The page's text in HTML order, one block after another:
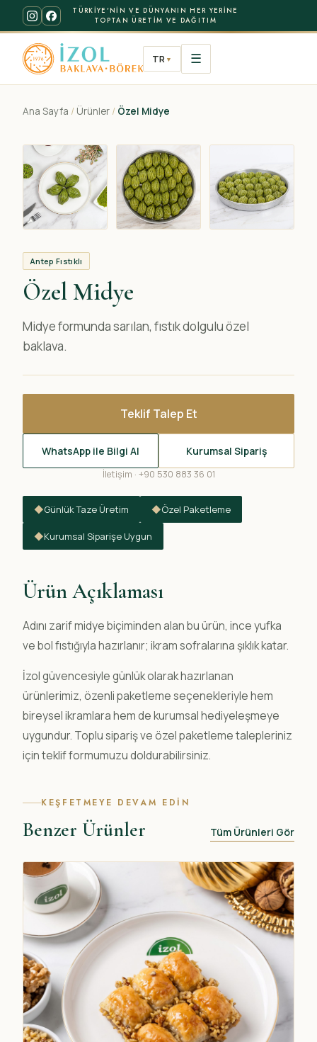
TÜRKIYE'NIN VE DÜNYANIN HER YERINE
TOPTAN ÜRETIM VE DAĞITIM
TR ▼ ☰
Ana Sayfa / Ürünler / Özel Midye
Antep Fıstıklı
Özel Midye
Midye formunda sarılan, fıstık dolgulu özel
baklava.
Teklif Talep Et
WhatsApp ile Bilgi Al Kurumsal Sipariş
İletişim · +90 530 883 36 01
◆Günlük Taze Üretim ◆Özel Paketleme
◆Kurumsal Siparişe Uygun
Ürün Açıklaması
Adını zarif midye biçiminden alan bu ürün, ince yufka
ve bol fıstığıyla hazırlanır; ikram sofralarına şıklık katar.
İzol güvencesiyle günlük olarak hazırlanan
ürünlerimiz, özenli paketleme seçenekleriyle hem
bireysel ikramlara hem de kurumsal hediyeleşmeye
uygundur. Toplu sipariş ve özel paketleme talepleriniz
için teklif formumuzu doldurabilirsiniz.
KEŞFETMEYE DEVAM EDIN
Benzer Ürünler Tüm Ürünleri Gör